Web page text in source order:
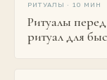
РИТУАЛЫ · 10 МИН
Ритуалы
ритуал для